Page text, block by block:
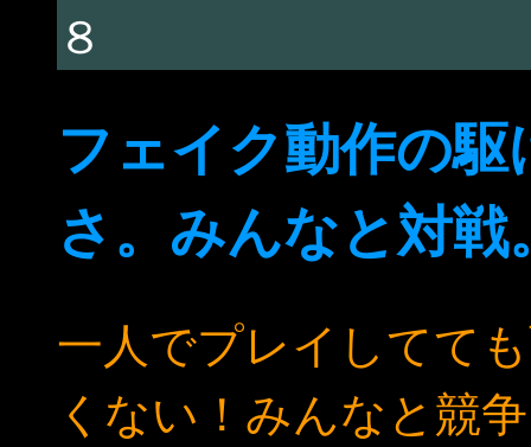
８
フェイク動作の
さ。みんなと対戦
一人でプレイしてて
くない！みんなと競